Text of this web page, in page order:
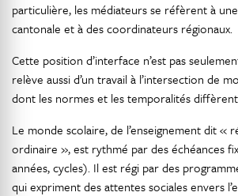
particulière, les médiateurs se réfèrent à
cantonale et à des coordinateurs régionaux.
Cette position d’interface n’est pas
relève aussi d’un travail à l’intersection de
dont les normes et les temporalités
Le monde scolaire, de l’enseignement dit «
ordinaire », est rythmé par des échéances
années, cycles). Il est régi par des
qui expriment des attentes sociales envers